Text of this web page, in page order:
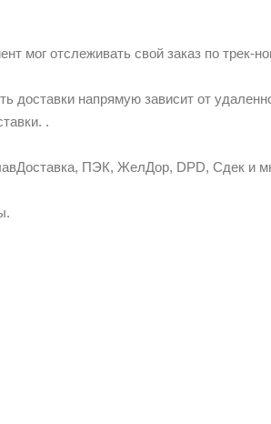
мог отслеживать свой заказ по трек-
доставки напрямую зависит от
.
ПЭК, ЖелДор, DPD, Сдек и